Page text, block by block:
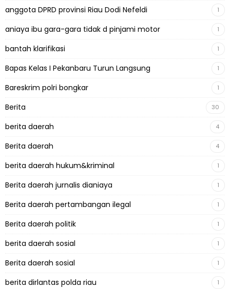
anggota DPRD provinsi Riau Dodi Nefeldi 1
aniaya ibu gara-gara tidak d pinjami motor 1
bantah klarifikasi 1
Bapas Kelas I Pekanbaru Turun Langsung 1
Bareskrim polri bongkar 1
Berita 30
berita daerah 4
Berita daerah 4
berita daerah hukum&kriminal 1
Berita daerah jurnalis dianiaya 1
Berita daerah pertambangan ilegal 1
Berita daerah politik 1
berita daerah sosial 1
Berita daerah sosial 1
berita dirlantas polda riau 1